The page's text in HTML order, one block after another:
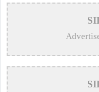
>
কুষ্টিয়ায়
>
সমাজের সুবিধাবঞ্চিত
দায়িত্ব: এমপি বাচ্চু মোল্লা
>
সাংবাদিক মোশারফের